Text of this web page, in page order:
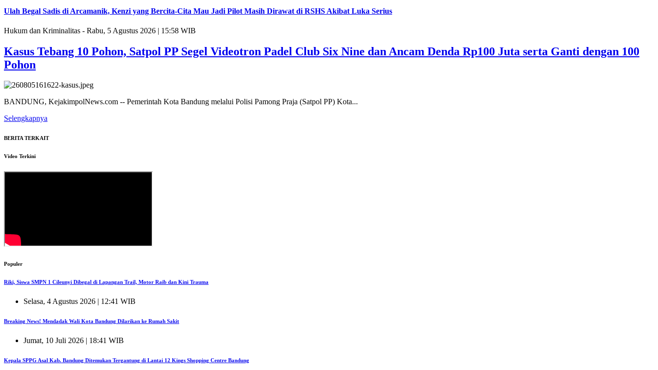
Ulah Begal Sadis di Arcamanik, Kenzi yang Bercita-Cita Mau Jadi Pilot Masih Dirawat di RSHS Akibat Luka Serius
Hukum dan Kriminalitas - Rabu, 5 Agustus 2026 | 15:58 WIB
Kasus Tebang 10 Pohon, Satpol PP Segel Videotron Padel Club Six Nine dan Ancam Denda Rp100 Juta serta Ganti dengan 100
Pohon
BANDUNG, KejakimpolNews.com -- Pemerintah Kota Bandung melalui Polisi Pamong Praja (Satpol PP) Kota...
Selengkapnya
BERITA TERKAIT
Video Terkini
Populer
Riki, Siswa SMPN 1 Cileunyi Dibegal di Lapangan Trail, Motor Raib dan Kini Trauma
Selasa, 4 Agustus 2026 | 12:41 WIB
Breaking News! Mendadak Wali Kota Bandung Dilarikan ke Rumah Sakit
Jumat, 10 Juli 2026 | 18:41 WIB
Kepala SPPG Asal Kab. Bandung Ditemukan Tergantung di Lantai 12 Kings Shopping Centre Bandung